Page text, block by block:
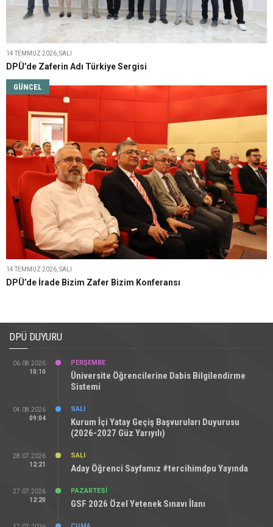
14 TEMMUZ 2026, SALI
DPÜ’de Zaferin Adı Türkiye Sergisi
GÜNCEL
14 TEMMUZ 2026, SALI
DPÜ’de İrade Bizim Zafer Bizim Konferansı
DPÜ DUYURU
06.08.2026
10:10
PERŞEMBE
Üniversite Öğrencilerine Dabis Bilgilendirme
Sistemi
04.08.2026
09:04
SALI
Kurum İçi Yatay Geçiş Başvuruları Duyurusu
(2026-2027 Güz Yarıyılı)
28.07.2026
12:21
SALI
Aday Öğrenci Sayfamız #tercihimdpu Yayında
27.07.2026
12:20
PAZARTESI
GSF 2026 Özel Yetenek Sınavı İlanı